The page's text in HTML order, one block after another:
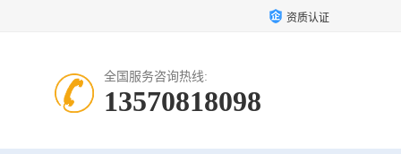
资质认证
全国服务咨询热线:
13570818098